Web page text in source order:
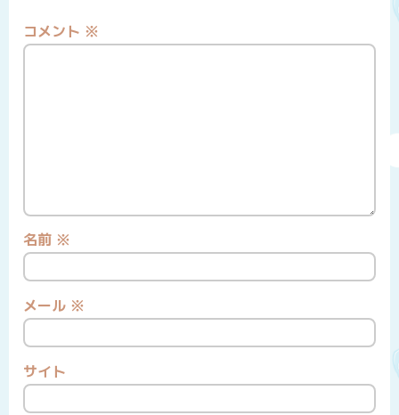
コメント ※
名前 ※
メール ※
サイト